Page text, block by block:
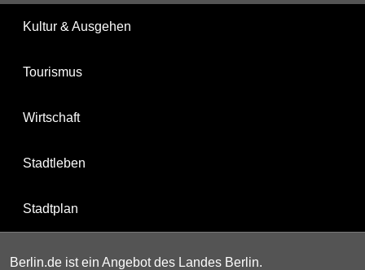
Kultur & Ausgehen
Tourismus
Wirtschaft
Stadtleben
Stadtplan
Berlin.de ist ein Angebot des Landes Berlin.